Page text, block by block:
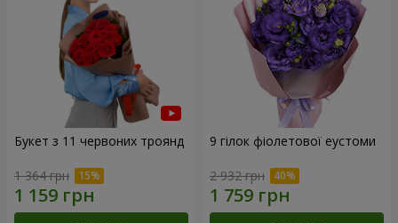
Букет з 11 червоних троянд
1 364 грн
9 гілок фіолетової еустоми
2 932 грн